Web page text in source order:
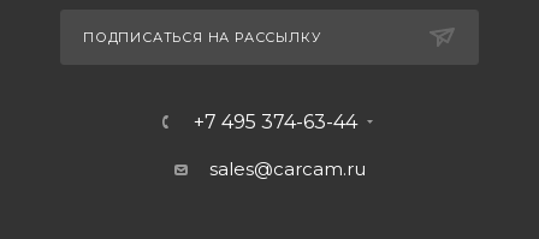
ПОДПИСАТЬСЯ НА РАССЫЛКУ
+7 495 374-63-44
sales@carcam.ru